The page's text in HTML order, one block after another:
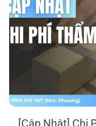
[Cập Nhật] Chi